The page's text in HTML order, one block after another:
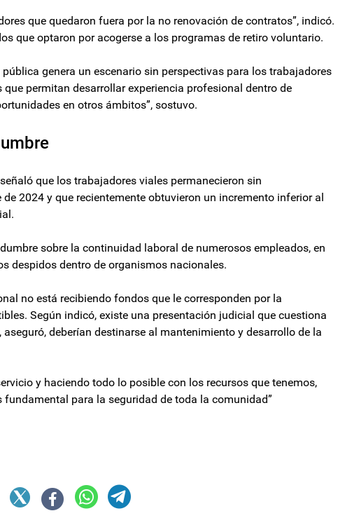
que quedaron fuera por la no renovación de contratos”, indicó.
que optaron por acogerse a los programas de retiro voluntario.
genera un escenario sin perspectivas para los trabajadores
permitan desarrollar experiencia profesional dentro de
en otros ámbitos”, sostuvo.
que los trabajadores viales permanecieron sin
2024 y que recientemente obtuvieron un incremento inferior al
sobre la continuidad laboral de numerosos empleados, en
despidos dentro de organismos nacionales.
no está recibiendo fondos que le corresponden por la
Según indicó, existe una presentación judicial que cuestiona
deberían destinarse al mantenimiento y desarrollo de la
y haciendo todo lo posible con los recursos que tenemos,
fundamental para la seguridad de toda la comunidad”
de boletos para personas con discapacidad
fulminó a Manuel Adorni por sus explicaciones: "Me parece una vergüenza su